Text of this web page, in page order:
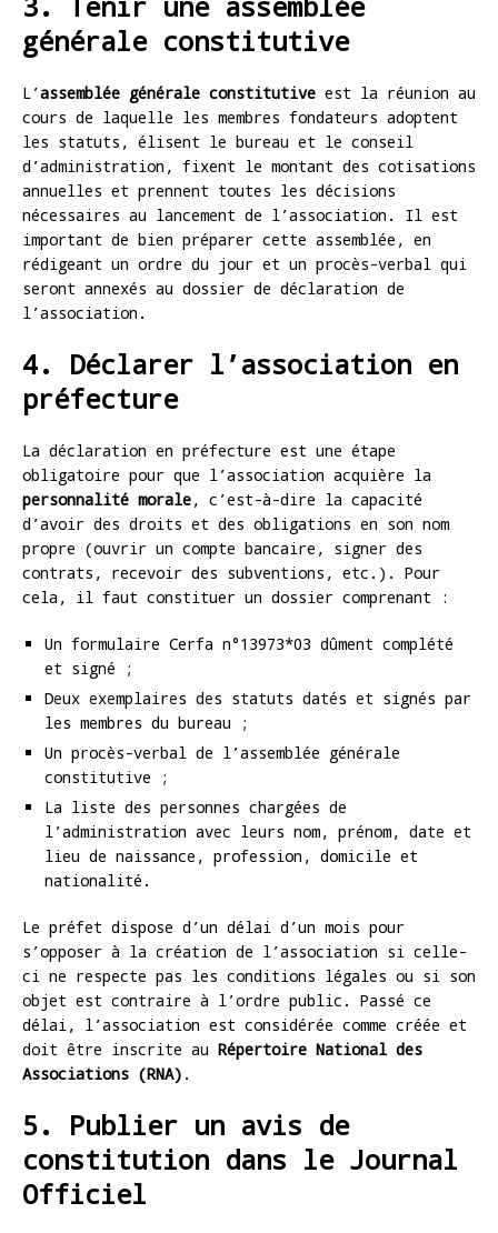
générale constitutive
L’assemblée générale constitutive est la réunion au
cours de laquelle les membres fondateurs adoptent
les statuts, élisent le bureau et le conseil
d’administration, fixent le montant des cotisations
annuelles et prennent toutes les décisions
nécessaires au lancement de l’association. Il est
important de bien préparer cette assemblée, en
rédigeant un ordre du jour et un procès-verbal qui
seront annexés au dossier de déclaration de
l’association.
4. Déclarer l’association en
préfecture
La déclaration en préfecture est une étape
obligatoire pour que l’association acquière la
personnalité morale, c’est-à-dire la capacité
d’avoir des droits et des obligations en son nom
propre (ouvrir un compte bancaire, signer des
contrats, recevoir des subventions, etc.). Pour
cela, il faut constituer un dossier comprenant :
Un formulaire Cerfa n°13973*03 dûment complété
et signé ;
Deux exemplaires des statuts datés et signés par
les membres du bureau ;
Un procès-verbal de l’assemblée générale
constitutive ;
La liste des personnes chargées de
l’administration avec leurs nom, prénom, date et
lieu de naissance, profession, domicile et
nationalité.
Le préfet dispose d’un délai d’un mois pour
s’opposer à la création de l’association si celle-
ci ne respecte pas les conditions légales ou si son
objet est contraire à l’ordre public. Passé ce
délai, l’association est considérée comme créée et
doit être inscrite au Répertoire National des
Associations (RNA) .
5. Publier un avis de
constitution dans le Journal
Officiel